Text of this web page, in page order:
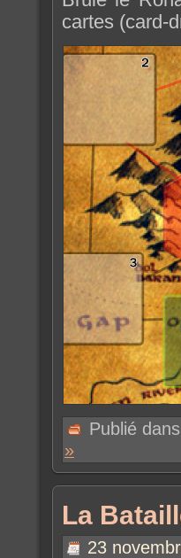
cartes (card-
Publié dans
»
La
23